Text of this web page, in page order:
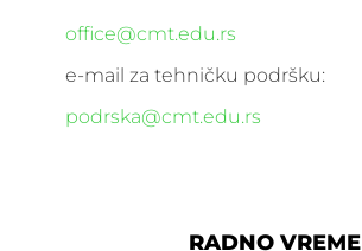
office@cmt.edu.rs
e-mail za tehničku podršku:
podrska@cmt.edu.rs
RADNO VREME